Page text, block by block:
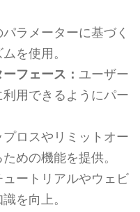
ラメーターに基づく
を使用。
フェース： ユーザー
用できるようにパー
プロスやリミットオー
めの機能を提供。
ュートリアルやウェビ
を向上。